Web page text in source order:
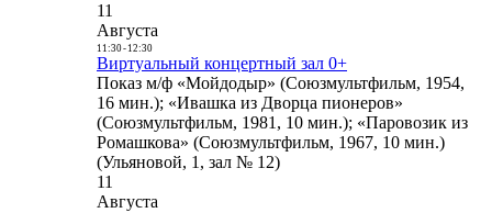
11
Августа
11:30- 12:30
Виртуальный концертный зал 0+
Показ м/ф «Мойдодыр» (Союзмультфильм, 1954,
16 мин.); «Ивашка из Дворца пионеров»
(Союзмультфильм, 1981, 10 мин.); «Паровозик из
Ромашкова» (Союзмультфильм, 1967, 10 мин.)
(Ульяновой, 1, зал № 12)
11
Августа